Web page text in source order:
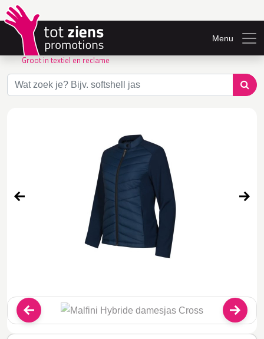
Groot in textiel en reclame
Menu